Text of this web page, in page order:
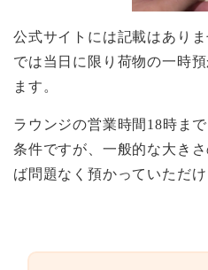
公式サイトには記載はあり
では当日に限り荷物の一時
ます。
ラウンジの営業時間18時ま
条件ですが、一般的な大き
ば問題なく預かっていただけ